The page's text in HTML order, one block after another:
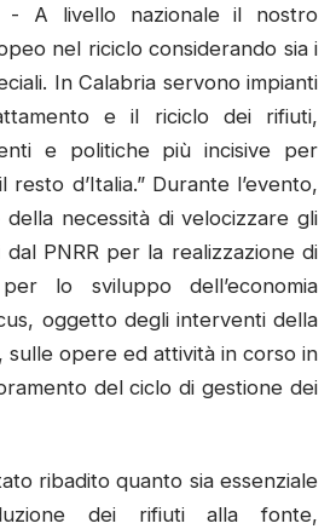
- A livello nazionale il nostro
nel riciclo considerando sia i
In Calabria servono impianti
e il riciclo dei rifiuti,
e politiche più incisive per
d’Italia.” Durante l’evento,
necessità di velocizzare gli
PNRR per la realizzazione di
lo sviluppo dell’economia
oggetto degli interventi della
sulle opere ed attività in corso in
del ciclo di gestione dei
ribadito quanto sia essenziale
dei rifiuti alla fonte,